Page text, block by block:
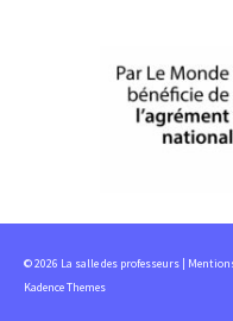
© 2026 La salle des professeurs |
Kadence Themes